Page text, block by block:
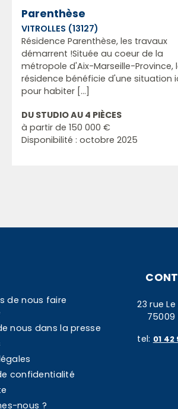
Parenthèse
VITROLLES (13127)
Résidence Parenthèse, les travaux
démarrent !Située au coeur de la
métropole d'Aix-Marseille-Province,
résidence bénéficie d'une situation
pour habiter [...]
DU STUDIO AU 4 PIÈCES
à partir de 150 000 €
Disponibilité : octobre 2025
de nous faire
nous dans la presse
confidentialité
nous ?
23 rue
75009
tel: 01 42